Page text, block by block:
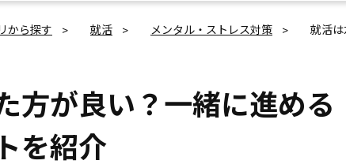
から探す 就活 メンタル・ストレス対策 就活
方が良い？一緒に進める
を紹介